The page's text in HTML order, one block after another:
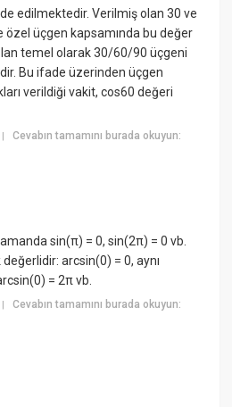
edilmektedir. Verilmiş olan 30 ve
özel üçgen kapsamında bu değer
temel olarak 30/60/90 üçgeni
Bu ifade üzerinden üçgen
verildiği vakit, cos60 değeri
|Cevabın tamamını burada okuyun:
sin(π) = 0, sin(2π) = 0 vb.
arcsin(0) = 0, aynı
= 2π vb.
|Cevabın tamamını burada okuyun: